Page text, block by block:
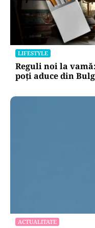
LIFESTYLE
Reguli noi la
poți aduce din
ACTUALITATE